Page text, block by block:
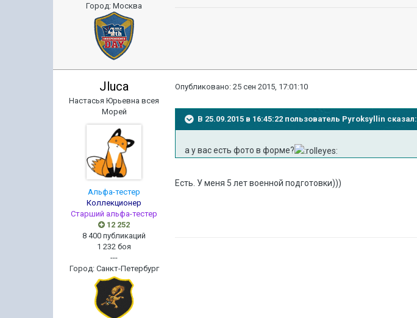
Город:Москва
Jluca
Настасья Юрьевна всея
Морей
Альфа-тестер
Коллекционер
Старший альфа-тестер
12 252
8 400 публикаций
1 232 боя
---
Город: Санкт-Петербург
Опубликовано:25 сен 2015, 17:01:10
В 25.09.2015 в 16:45:22 пользователь Pyroksyllin сказал:
а у вас есть фото в форме?
Есть. У меня 5 лет военной подготовки)))